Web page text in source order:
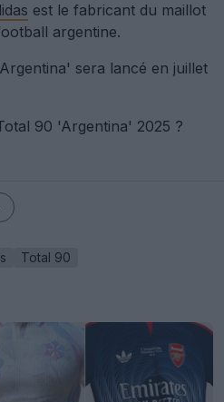
est le fabricant du maillot
argentine.
sera lancé en juillet
90 'Argentina' 2025 ?
Total 90